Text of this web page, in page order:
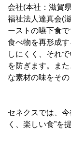
会社(本社：滋賀
福祉法人達真会(
ーストの嚥下食で
食べ物を再形成
しにくく、それ
を防ぎます。ま
な素材の味をそ
セネクスでは、
く、楽しい食”を